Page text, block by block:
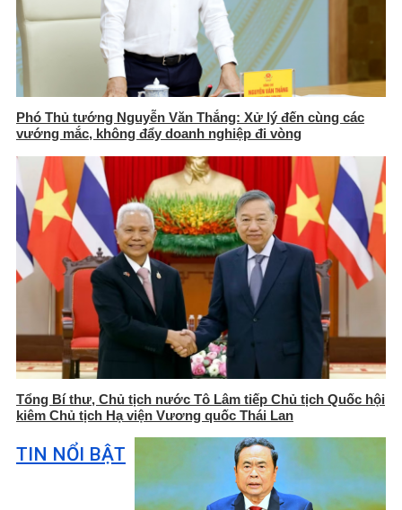
Phó Thủ tướng Nguyễn Văn Thắng: Xử lý đến cùng các
vướng mắc, không đẩy doanh nghiệp đi vòng
Tổng Bí thư, Chủ tịch nước Tô Lâm tiếp Chủ tịch Quốc hội
kiêm Chủ tịch Hạ viện Vương quốc Thái Lan
TIN NỔI BẬT